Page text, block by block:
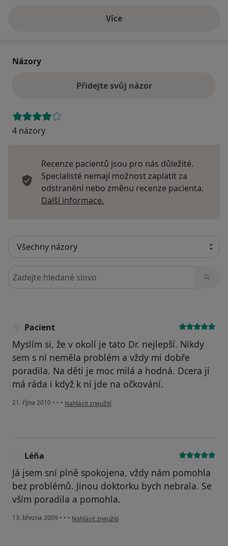
Víceo adrese
Názory
Přidejte svůj názor
4 názory
Recenze pacientů jsou pro nás důležité.
Specialisté nemají možnost zaplatit za
odstranění nebo změnu recenze pacienta.
Další informace.
Hledejte v názorech
Pacient
Myslím si, že v okolí je tato Dr. nejlepší. Nikdy
sem s ní neměla problém a vždy mi dobře
poradila. Na děti je moc milá a hodná. Dcera ji
má ráda i když k ní jde na očkování.
21. října 2010 • • • podle názoru uživatele Pacient
Nahlásit zneužití
Léňa
Já jsem sní plně spokojena, vždy nám pomohla
bez problémů. Jinou doktorku bych nebrala. Se
vším poradila a pomohla.
13. března 2009 • • • podle názoru uživatele Léňa
Nahlásit zneužití